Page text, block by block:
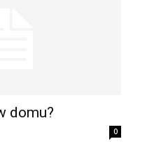
domu?
0